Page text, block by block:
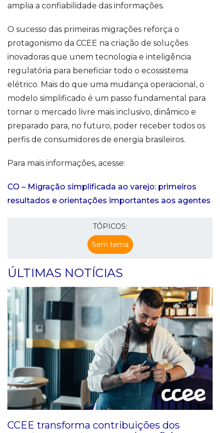
amplia a confiabilidade das informações.
O sucesso das primeiras migrações reforça o
protagonismo da CCEE na criação de soluções
inovadoras que unem tecnologia e inteligência
regulatória para beneficiar todo o ecossistema
elétrico. Mais do que uma mudança operacional, o
modelo simplificado é um passo fundamental para
tornar o mercado livre mais inclusivo, dinâmico e
preparado para, no futuro, poder receber todos os
perfis de consumidores de energia brasileiros.
Para mais informações, acesse:
CO – Migração simplificada ao varejo: primeiros
resultados e orientações importantes aos agentes
TÓPICOS:
Sem tema
ÚLTIMAS NOTÍCIAS
CCEE transforma contribuições dos